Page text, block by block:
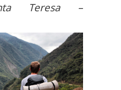
Teresa –